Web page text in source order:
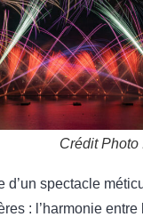
Crédit Photo
d’un spectacle
: l’harmonie